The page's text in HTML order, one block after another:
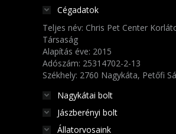
Cégadatok
Teljes név: Chris Pet Center
Társaság
Alapítás éve: 2015
Adószám: 25314702-2-13
Székhely: 2760 Nagykáta, Petőfi
Nagykátai bolt
Jászberényi bolt
Állatorvosaink